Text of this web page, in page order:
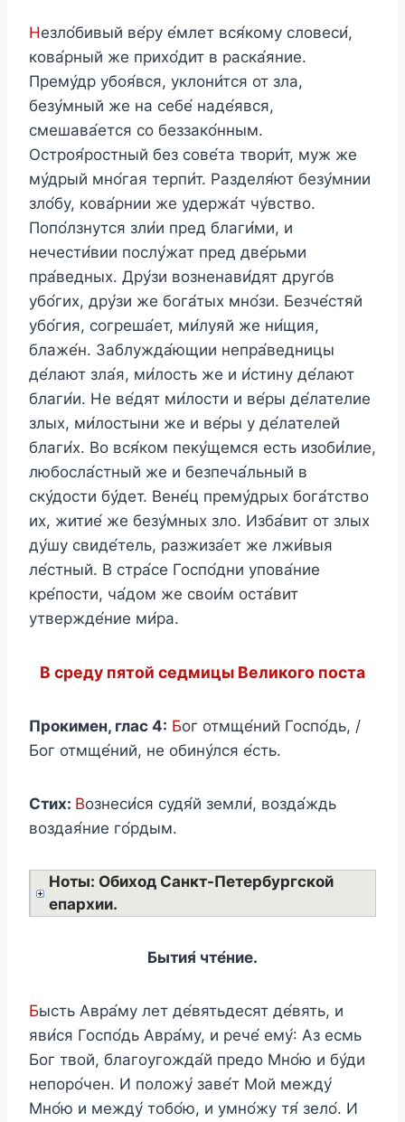
Незло́бивый ве́ру е́млет вся́кому словеси́,
кова́рный же прихо́дит в раска́яние.
Прему́др убоя́вся, уклони́тся от зла,
безу́мный же на себе́ наде́явся,
смешава́ется со беззако́нным.
Остроя́ростный без сове́та твори́т, муж же
му́дрый мно́гая терпи́т. Разделя́ют безу́мнии
зло́бу, кова́рнии же удержа́т чу́вство.
Попо́лзнутся зли́и пред благи́ми, и
нечести́вии послу́жат пред две́рьми
пра́ведных. Дру́зи возненави́дят друго́в
убо́гих, дру́зи же бога́тых мно́зи. Безче́стяй
убо́гия, согреша́ет, ми́луяй же ни́щия,
блаже́н. Заблужда́ющии непра́ведницы
де́лают зла́я, ми́лость же и и́стину де́лают
благи́и. Не ве́дят ми́лости и ве́ры де́лателие
злых, ми́лостыни же и ве́ры у де́лателей
благи́х. Во вся́ком пеку́щемся есть изоби́лие,
любосла́стный же и безпеча́льный в
ску́дости бу́дет. Вене́ц прему́дрых бога́тство
их, житие́ же безу́мных зло. Изба́вит от злых
ду́шу свиде́тель, разжиза́ет же лжи́выя
ле́стный. В стра́се Госпо́дни упова́ние
кре́пости, ча́дом же свои́м оста́вит
утвержде́ние ми́ра.
В среду пятой седмицы Великого поста
Прокимен, глас 4: Бог отмще́ний Госпо́дь, /
Бог отмще́ний, не обину́лся е́сть.
Стих: Вознеси́ся судя́й земли́, возда́ждь
воздая́ние го́рдым.
Ноты: Обиход Санкт-Петербургской
епархии.
Бытия́ чте́ние.
Бысть Авра́му лет де́вятьдесят де́вять, и
яви́ся Госпо́дь Авра́му, и рече́ ему́: Аз есмь
Бог твой, благоугожда́й предо Мно́ю и бу́ди
непоро́чен. И положу́ заве́т Мой между́
Мно́ю и между́ тобо́ю, и умно́жу тя́ зело́. И